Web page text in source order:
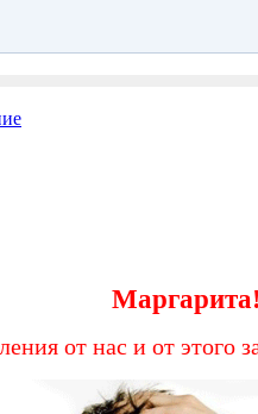
Маргарита!
от нас и от этого